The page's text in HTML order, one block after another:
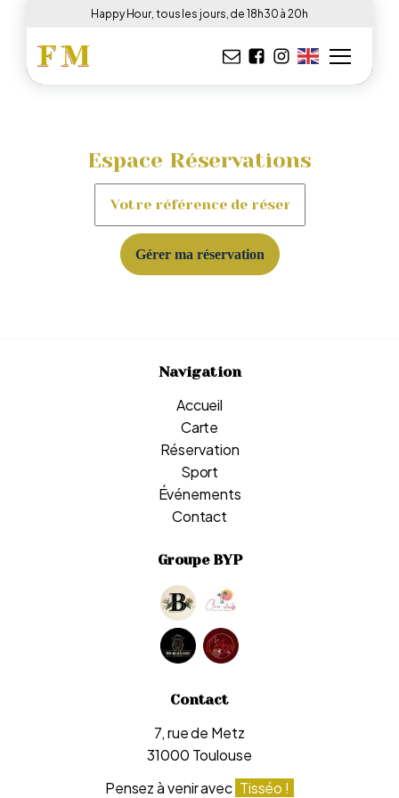
Happy Hour, tous les jours, de 18h30 à 20h
Espace Réservations
Gérer ma réservation
Navigation
Accueil
Carte
Réservation
Sport
Événements
Contact
Groupe BYP
Contact
7, rue de Metz
31000 Toulouse
Pensez à venir avec Tisséo !